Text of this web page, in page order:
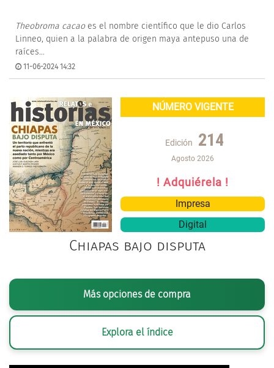
Theobroma cacaoes el nombre científico que le dio Carlos
Linneo, quien a la palabra de origen maya antepuso una de
raíces...
11-06-2024 14:32
NÚMERO VIGENTE
Edición 214
Agosto 2026
! Adquiérela !
Impresa
Digital
Chiapas bajo disputa
Más opciones de compra
Explora el índice